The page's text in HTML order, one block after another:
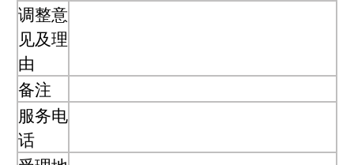
调整意
见及理
由
备注
服务电
话